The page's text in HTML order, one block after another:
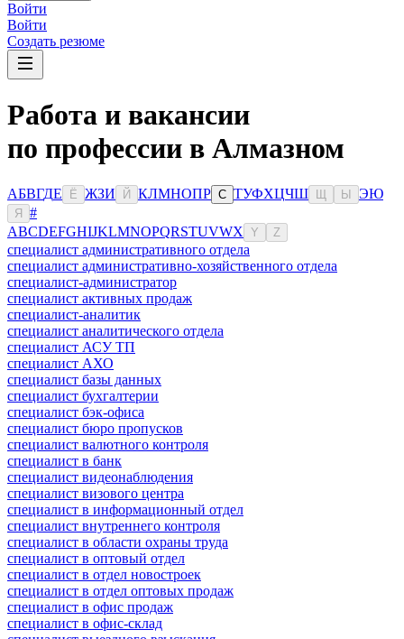
Войти
Войти
Создать резюме
Работа и вакансии
по профессии в Алмазном
АБВГДЕ Ё ЖЗИ Й КЛМНОПР С ТУФХЦЧШ Ы ЭЮ
Я
#
ABCDEFGHIJKLMNOPQRSTUVWX Y Z
специалист административного отдела
специалист административно-хозяйственного отдела
специалист-администратор
специалист активных продаж
специалист-аналитик
специалист аналитического отдела
специалист АСУ ТП
специалист АХО
специалист базы данных
специалист бухгалтерии
специалист бэк-офиса
специалист бюро пропусков
специалист валютного контроля
специалист в банк
специалист видеонаблюдения
специалист визового центра
специалист в информационный отдел
специалист внутреннего контроля
специалист в области охраны труда
специалист в оптовый отдел
специалист в отдел новостроек
специалист в отдел оптовых продаж
специалист в офис продаж
специалист в офис-склад